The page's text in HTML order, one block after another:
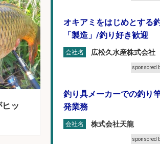
ッ
オキアミをはじめとする
「製造」/釣り好き歓迎
会社名 広松久水産株式会社
sponsored
釣り具メーカーでの釣り
発業務
会社名 株式会社天龍
sponsored